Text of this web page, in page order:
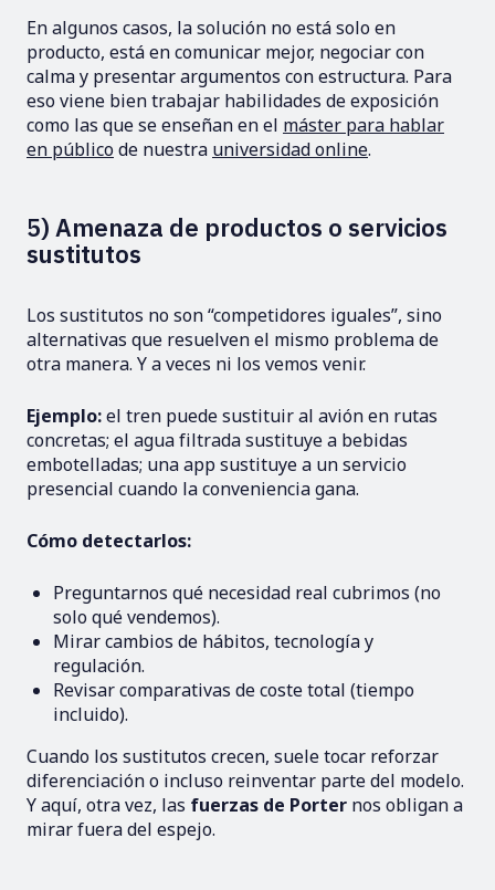
En algunos casos, la solución no está solo en
producto, está en comunicar mejor, negociar con
calma y presentar argumentos con estructura. Para
eso viene bien trabajar habilidades de exposición
como las que se enseñan en el máster para hablar
en públicode nuestra universidad online.
5) Amenaza de productos o servicios
sustitutos
Los sustitutos no son “competidores iguales”, sino
alternativas que resuelven el mismo problema de
otra manera. Y a veces ni los vemos venir.
Ejemplo:el tren puede sustituir al avión en rutas
concretas; el agua filtrada sustituye a bebidas
embotelladas; una app sustituye a un servicio
presencial cuando la conveniencia gana.
Cómo detectarlos:
Preguntarnos qué necesidad real cubrimos (no
solo qué vendemos).
Mirar cambios de hábitos, tecnología y
regulación.
Revisar comparativas de coste total (tiempo
incluido).
Cuando los sustitutos crecen, suele tocar reforzar
diferenciación o incluso reinventar parte del modelo.
Y aquí, otra vez, las fuerzas de Porter nos obligan a
mirar fuera del espejo.